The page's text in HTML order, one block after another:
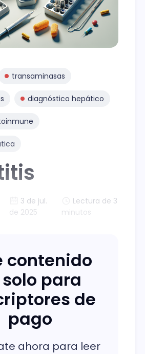
transaminasas
diagnóstico hepático
3 de jul.
de 2025
Lectura de 3
minutos
contenido
para
de
pago
ahora para leer